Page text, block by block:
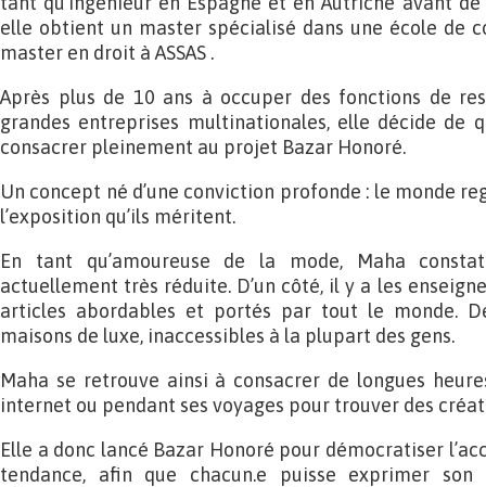
elle obtient un master spécialisé dans une école de
master en droit à ASSAS .
Après plus de 10 ans à occuper des fonctions de
grandes entreprises multinationales, elle décide de
consacrer pleinement au projet Bazar Honoré.
Un concept né d’une conviction profonde : le monde
l’exposition qu’ils méritent.
En tant qu’amoureuse de la mode, Maha
actuellement très réduite. D’un côté, il y a les
articles abordables et portés par tout le monde.
maisons de luxe, inaccessibles à la plupart des gens.
Maha se retrouve ainsi à consacrer de longues
internet ou pendant ses voyages pour trouver des
Elle a donc lancé Bazar Honoré pour démocratiser
tendance, afin que chacun.e puisse exprimer